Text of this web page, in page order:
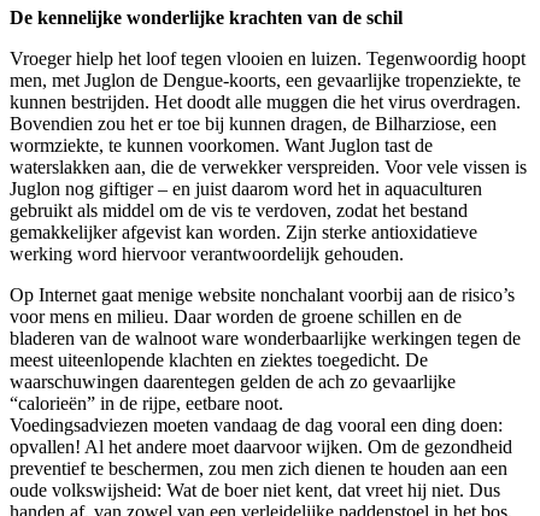
De kennelijke wonderlijke krachten van de schil
Vroeger hielp het loof tegen vlooien en luizen. Tegenwoordig hoopt
men, met Juglon de Dengue-koorts, een gevaarlijke tropenziekte, te
kunnen bestrijden. Het doodt alle muggen die het virus overdragen.
Bovendien zou het er toe bij kunnen dragen, de Bilharziose, een
wormziekte, te kunnen voorkomen. Want Juglon tast de
waterslakken aan, die de verwekker verspreiden. Voor vele vissen is
Juglon nog giftiger – en juist daarom word het in aquaculturen
gebruikt als middel om de vis te verdoven, zodat het bestand
gemakkelijker afgevist kan worden. Zijn sterke antioxidatieve
werking word hiervoor verantwoordelijk gehouden.
Op Internet gaat menige website nonchalant voorbij aan de risico’s
voor mens en milieu. Daar worden de groene schillen en de
bladeren van de walnoot ware wonderbaarlijke werkingen tegen de
meest uiteenlopende klachten en ziektes toegedicht. De
waarschuwingen daarentegen gelden de ach zo gevaarlijke
“calorieën” in de rijpe, eetbare noot.
Voedingsadviezen moeten vandaag de dag vooral een ding doen:
opvallen! Al het andere moet daarvoor wijken. Om de gezondheid
preventief te beschermen, zou men zich dienen te houden aan een
oude volkswijsheid: Wat de boer niet kent, dat vreet hij niet. Dus
handen af, van zowel van een verleidelijke paddenstoel in het bos,